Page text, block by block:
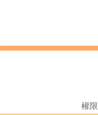
權